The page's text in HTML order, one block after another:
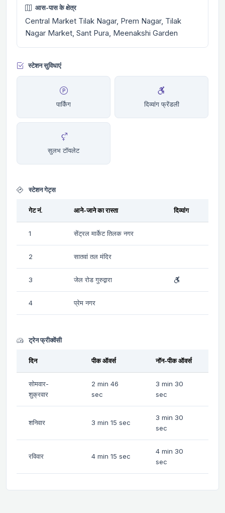
आस-पास के क्षेत्र
Central Market Tilak Nagar, Prem Nagar, Tilak
Nagar Market, Sant Pura, Meenakshi Garden
स्टेशन सुविधाएं
पार्किंग दिव्यांग फ्रेंडली
सुलभ टॉयलेट
स्टेशन गेट्स
गेट नं. आने-जाने का रास्ता दिव्यांग
1 सेंट्रल मार्केट तिलक नगर
2 सातवां तल मंदिर
3 जेल रोड गुरुद्वारा
4 प्रेम नगर
ट्रेन फ्रीक्वेंसी
दिन पीक ऑवर्स नॉन-पीक ऑवर्स
सोमवार-
शुक्रवार
2 min 46
sec
3 min 30
sec
शनिवार 3 min 15 sec
3 min 30
sec
रविवार 4 min 15 sec
4 min 30
sec